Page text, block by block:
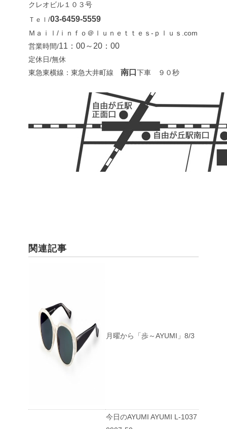
クレオビル１０３号
Ｔｅｌ/03-6459-5559
Ｍａｉｌ/ｉｎｆｏ＠ｌｕｎｅｔｔｅｓ-ｐｌｕｓ.com
営業時間/11：00～20：00
定休日/無休
東急東横線：東急大井町線 南口 下車 ９０秒
関連記事
月曜から「歩～AYUMI」8/3
今日のAYUMI AYUMI L-1037